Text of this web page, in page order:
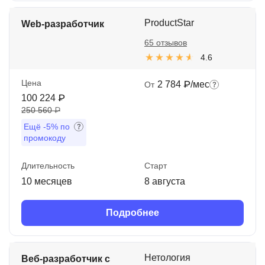
Web-разработчик ProductStar
4.6
65 отзывов
Цена
100 224 ₽
250 560 ₽
Ещё -5% по
промокоду
От 2 784 ₽/мес
Длительность
10 месяцев
Старт
8 августа
Подробнее
Веб-разработчик с
Нетология